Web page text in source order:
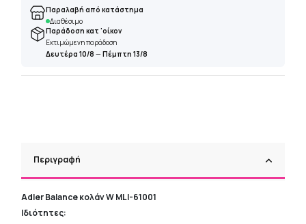
Παραλαβή από κατάστημα
Διαθέσιμο
Παράδοση κατ 'οίκον
Εκτιμώμενη παράδοση
Δευτέρα 10/8 —Πέμπτη 13/8
Περιγραφή
Adler Balance κολάν W MLI-61001
Ιδιότητες: